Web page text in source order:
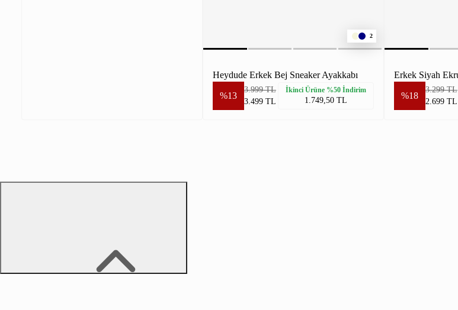
2
Heydude Erkek Bej Sneaker Ayakkabı
%13
3.999 TL
3.499 TL
İkinci Ürüne %50 İndirim
1.749,50 TL %18
3.299 TL
2.699 TL